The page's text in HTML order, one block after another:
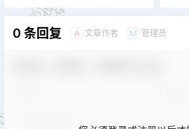
0 条回复 A 文章作者 M 管理员